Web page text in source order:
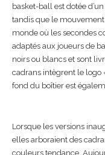
basket-ball est dotée
tandis que le
monde où les secondes
adaptés aux joueurs de
noirs ou blancs et sont
cadrans intègrent le logo
fond du boîtier est
Lorsque les versions
elles arboraient des
couleurs tendance.